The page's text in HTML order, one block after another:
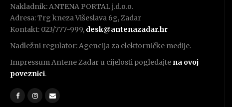
Nakladnik: ANTENA PORTAL j.d.o.o.
Adresa: Trg kneza Višeslava 6g, Zadar
Kontakt: 023/777-999, desk@antenazadar.hr
Nadležni regulator: Agencija za elektorničke medije.
Impressum Antene Zadar u cijelosti pogledajte na ovoj
poveznici.